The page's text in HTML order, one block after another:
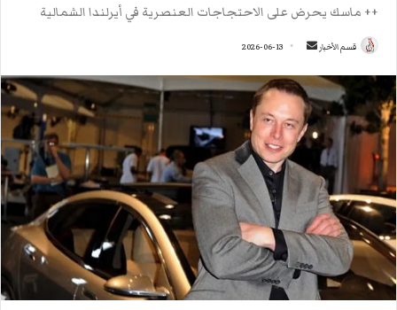
++ ماسك يحرض على الاحتجاجات العنصرية في أيرلندا الشمالية
قسم الأخبار
س
ل
ب
ي
إ
ل
ت
2026-06-13